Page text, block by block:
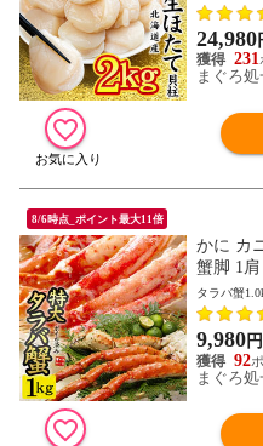
24,980
231
まぐろ処
8/6時点_ポイント最大11倍
かに カ
蟹脚 1肩
[[ボイル
タラバ蟹
9,980円
92
まぐろ処